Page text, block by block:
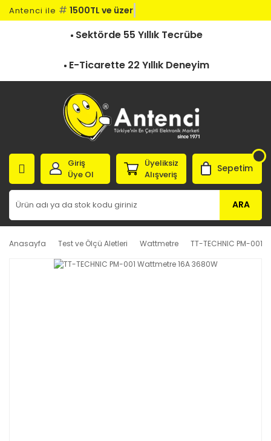
Antenci ile # 1500TL ve üzeri
Sektörde 55 Yıllık Tecrübe
E-Ticarette 22 Yıllık Deneyim
ARA
Giriş
Üye Ol
Üyeliksiz
Alışveriş
Sepetim
Anasayfa Test ve Ölçü Aletleri Wattmetre TT-TECHNIC PM-001